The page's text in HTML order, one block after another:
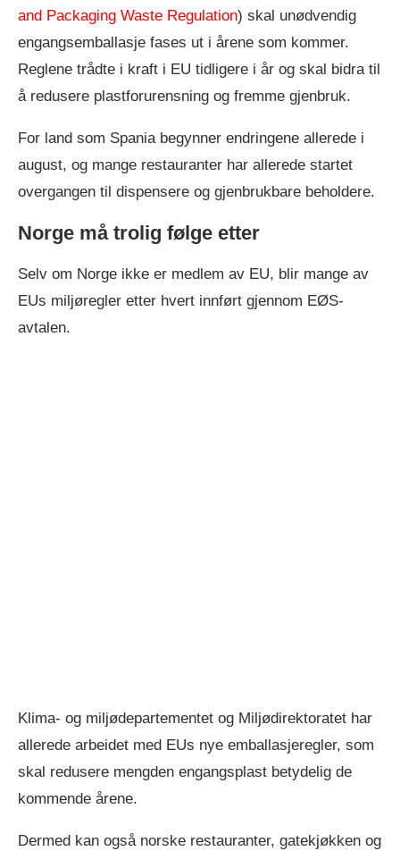
and Packaging Waste Regulation) skal unødvendig
engangsemballasje fases ut i årene som kommer.
Reglene trådte i kraft i EU tidligere i år og skal bidra til
å redusere plastforurensning og fremme gjenbruk.
For land som Spania begynner endringene allerede i
august, og mange restauranter har allerede startet
overgangen til dispensere og gjenbrukbare beholdere.
Norge må trolig følge etter
Selv om Norge ikke er medlem av EU, blir mange av
EUs miljøregler etter hvert innført gjennom EØS-
avtalen.
Klima- og miljødepartementet og Miljødirektoratet har
allerede arbeidet med EUs nye emballasjeregler, som
skal redusere mengden engangsplast betydelig de
kommende årene.
Dermed kan også norske restauranter, gatekjøkken og